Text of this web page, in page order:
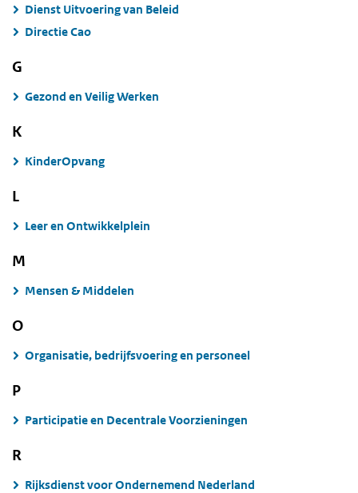
Dienst Uitvoering van Beleid
Directie Cao
G
Gezond en Veilig Werken
K
KinderOpvang
L
Leer en Ontwikkelplein
M
Mensen & Middelen
O
Organisatie, bedrijfsvoering en personeel
P
Participatie en Decentrale Voorzieningen
R
Rijksdienst voor Ondernemend Nederland